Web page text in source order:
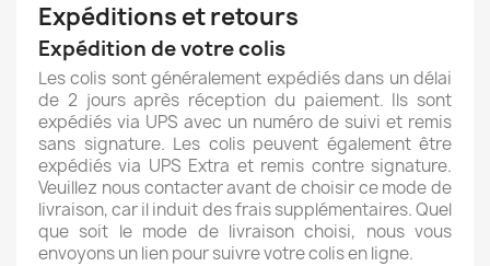
Expéditions et retours
Expédition de votre colis
Les colis sont généralement expédiés dans un délai
de 2 jours après réception du paiement. Ils sont
expédiés via UPS avec un numéro de suivi et remis
sans signature. Les colis peuvent également être
expédiés via UPS Extra et remis contre signature.
Veuillez nous contacter avant de choisir ce mode de
livraison, car il induit des frais supplémentaires. Quel
que soit le mode de livraison choisi, nous vous
envoyons un lien pour suivre votre colis en ligne.